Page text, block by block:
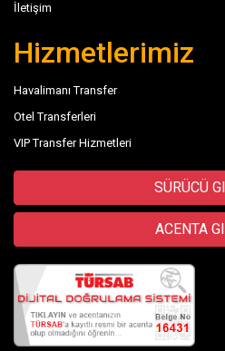
İletişim
Hizmetlerimiz
Havalimanı Transfer
Otel Transferleri
VIP Transfer Hizmetleri
SÜRÜCÜ
ACENTA